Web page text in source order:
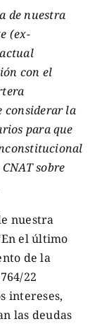
de nuestra
(ex-
con el
considerar la
para que
sobre
nuestra
el último
de la
22
intereses,
las deudas